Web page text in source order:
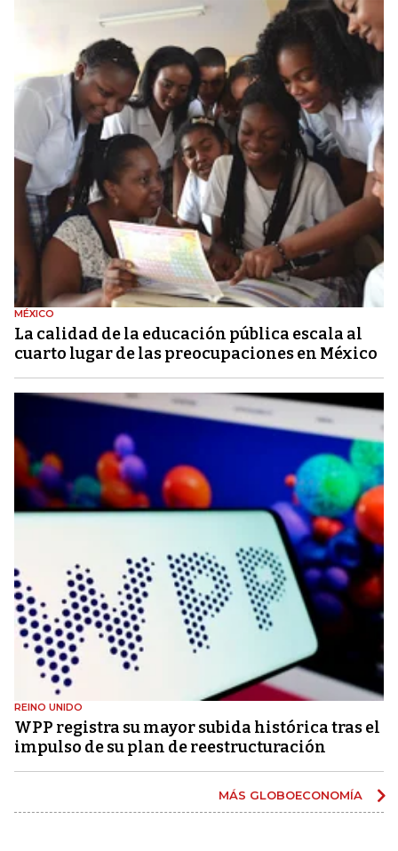
MÉXICO
La calidad de la educación pública escala al
cuarto lugar de las preocupaciones en México
REINO UNIDO
WPP registra su mayor subida histórica tras el
impulso de su plan de reestructuración
MÁS GLOBOECONOMÍA